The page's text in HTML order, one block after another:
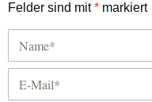
Felder sind mit* markiert